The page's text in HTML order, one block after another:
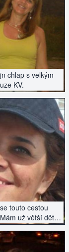
chlap s velkým
KV.
INZERÁT
touto cestou
už větší děti a
začala po
vztah.
INZERÁT